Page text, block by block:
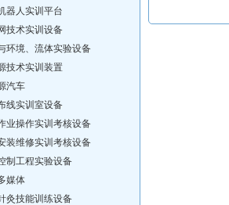
器人实训平台
技术实训设备
环境、流体实验设备
技术实训装置
汽车
线实训室设备
业操作实训考核设备
装维修实训考核设备
制工程实验设备
媒体
灸技能训练设备